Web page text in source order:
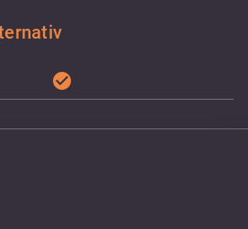
check_circle